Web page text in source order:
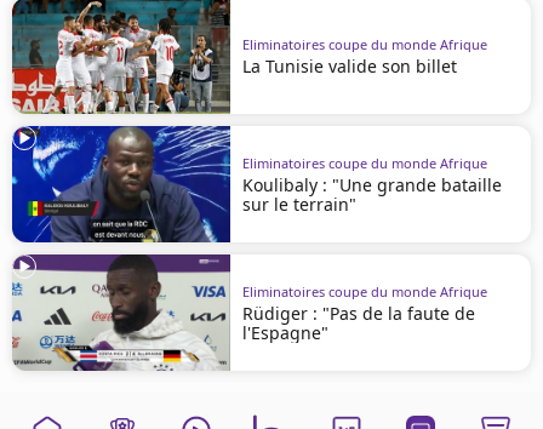
Eliminatoires coupe du monde Afrique
La Tunisie valide son billet
Eliminatoires coupe du monde Afrique
Koulibaly : "Une grande bataille
sur le terrain"
Eliminatoires coupe du monde Afrique
Rüdiger : "Pas de la faute de
l'Espagne"